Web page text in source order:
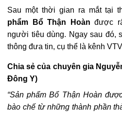
Sau một thời gian ra mắt tại
phẩm Bổ Thận Hoàn được
người tiêu dùng. Ngay sau đó,
thông đưa tin, cụ thể là kênh
Chia sẻ của chuyên gia
Đông Y)
“Sản phẩm Bổ Thận Hoàn
bào chế từ những thành phần